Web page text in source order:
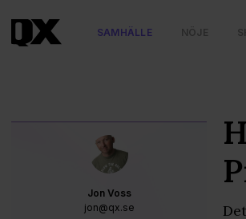
SAMHÄLLE NÖJE
Jon Voss
jon@qx.se